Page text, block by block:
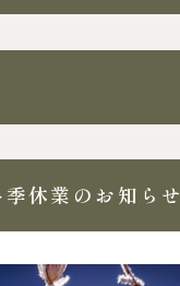
季休業のお知らせ